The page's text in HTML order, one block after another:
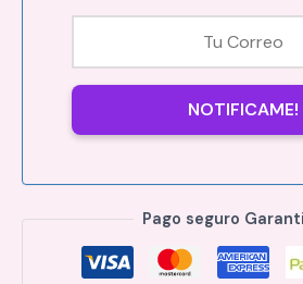
NOTIFICAME!
Pago seguro